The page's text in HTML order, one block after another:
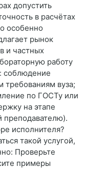
допустить
в расчётах
особенно
рынок
и частных
работу
соблюдение
требованиям вуза;
по ГОСТу или
на этапе
преподавателю).
исполнителя?
такой услугой,
Проверьте
примеры